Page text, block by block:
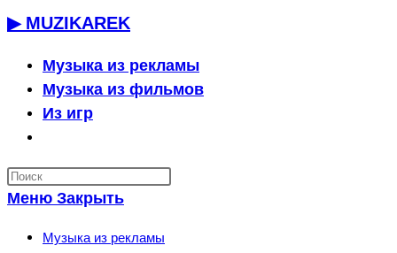
Перейти
содержимому
▶ MUZIKAREK
Музыка из рекламы
Музыка из фильмов
Из игр
по
веб-
сайту
Меню Закрыть
Музыка из рекламы